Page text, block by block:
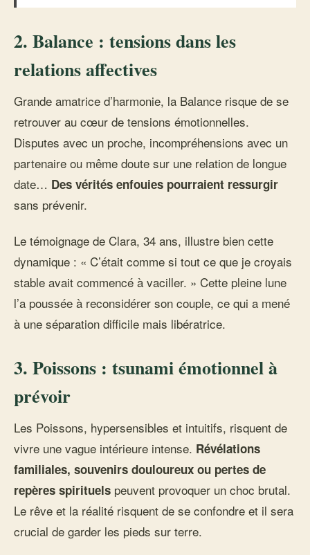
2. Balance : tensions dans les
relations affectives
Grande amatrice d’harmonie, la Balance risque de se
retrouver au cœur de tensions émotionnelles.
Disputes avec un proche, incompréhensions avec un
partenaire ou même doute sur une relation de longue
date… Des vérités enfouies pourraient ressurgir
sans prévenir.
Le témoignage de Clara, 34 ans, illustre bien cette
dynamique : « C’était comme si tout ce que je croyais
stable avait commencé à vaciller. » Cette pleine lune
l’a poussée à reconsidérer son couple, ce qui a mené
à une séparation difficile mais libératrice.
3. Poissons : tsunami émotionnel à
prévoir
Les Poissons, hypersensibles et intuitifs, risquent de
vivre une vague intérieure intense. Révélations
familiales, souvenirs douloureux ou pertes de
repères spirituels peuvent provoquer un choc brutal.
Le rêve et la réalité risquent de se confondre et il sera
crucial de garder les pieds sur terre.